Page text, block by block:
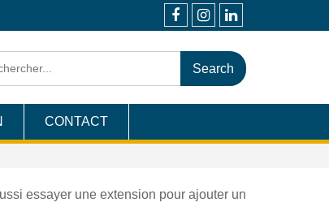
FacebookInstagram
Linkedin
CONTACT
essayer une extension pour ajouter un